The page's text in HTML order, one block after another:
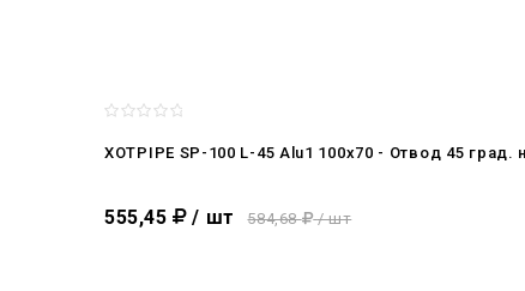
XOTPIPE SP-100 L-45 Alu1 100x70 - Отвод 45
555,45 / шт 584,68 / шт